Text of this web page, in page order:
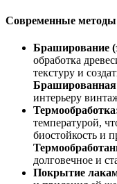
Современные методы
Браширование
обработка
текстуру и
Брашированная
интерьеру
температурой,
биостойкость и
долговечное и
Покрытие